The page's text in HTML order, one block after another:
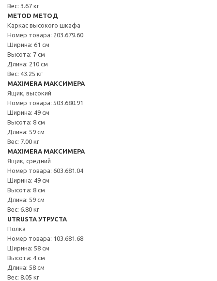
Вес: 3.67 кг
METOD МЕТОД
Каркас высокого шкафа
Номер товара: 203.679.60
Ширина: 61 см
Высота: 7 см
Длина: 210 см
Вес: 43.25 кг
MAXIMERA МАКСИМЕРА
Ящик, высокий
Номер товара: 503.680.91
Ширина: 49 см
Высота: 8 см
Длина: 59 см
Вес: 7.00 кг
MAXIMERA МАКСИМЕРА
Ящик, средний
Номер товара: 603.681.04
Ширина: 49 см
Высота: 8 см
Длина: 59 см
Вес: 6.80 кг
UTRUSTA УТРУСТА
Полка
Номер товара: 103.681.68
Ширина: 58 см
Высота: 4 см
Длина: 58 см
Вес: 8.05 кг